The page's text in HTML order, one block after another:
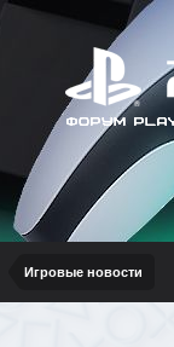
Игровые новости